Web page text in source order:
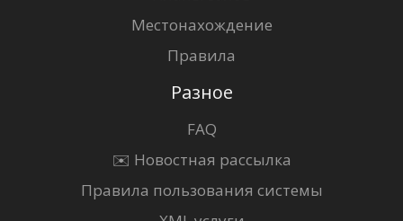
Местонахождение
Правила
Разное
FAQ
✉️ Новостная рассылка
Правила пользования системы